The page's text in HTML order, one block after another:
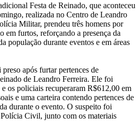
Festa de Reinado, que aconteceu
realizada no Centro de Leandro
Militar, prendeu três homens por
em furtos, reforçando a presença da
população durante eventos e em áreas
após furtar pertences de
de Leandro Ferreira. Ele foi
os policiais recuperaram R$612,00 em
e uma carteira contendo pertences de
durante o evento. O suspeito foi
Civil, junto com os materiais